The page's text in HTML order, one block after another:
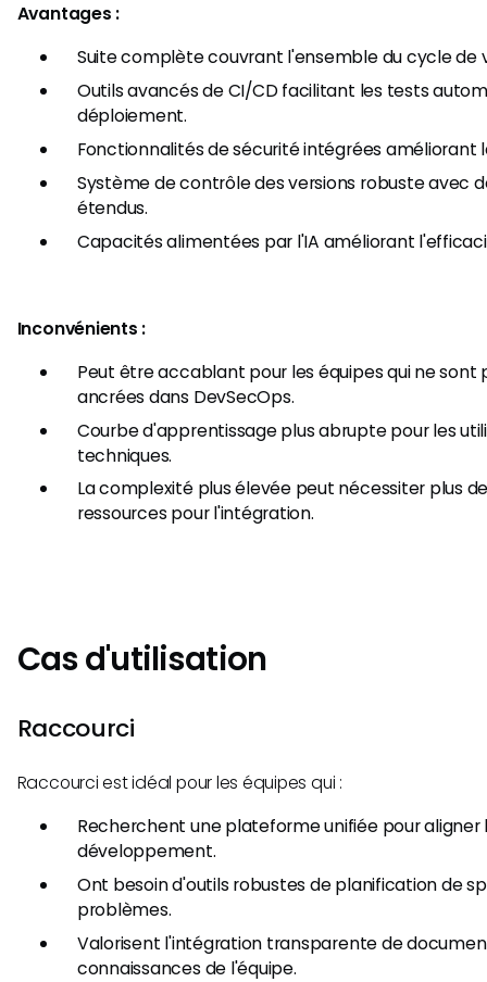
Avantages :
Suite complète couvrant l'ensemble du cycle de
Outils avancés de CI/CD facilitant les tests
déploiement.
Fonctionnalités de sécurité intégrées améliorant
Système de contrôle des versions robuste avec
étendus.
Capacités alimentées par l'IA améliorant
Inconvénients :
Peut être accablant pour les équipes qui ne
ancrées dans DevSecOps.
Courbe d'apprentissage plus abrupte pour les
techniques.
La complexité plus élevée peut nécessiter plus
ressources pour l'intégration.
Cas d'utilisation
Raccourci
Raccourci est idéal pour les équipes qui :
Recherchent une plateforme unifiée pour
développement.
Ont besoin d'outils robustes de planification de
problèmes.
Valorisent l'intégration transparente de
connaissances de l'équipe.